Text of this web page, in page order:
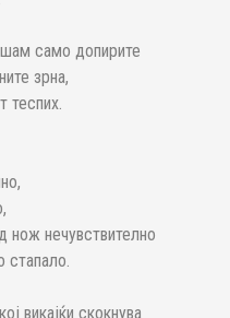
само допирите
зрна,
теспих.
нож нечувствително
стапало.
викајќи скокнува